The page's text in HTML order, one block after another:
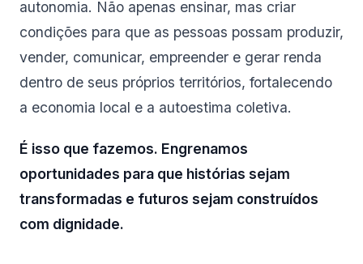
autonomia. Não apenas ensinar, mas criar
condições para que as pessoas possam produzir,
vender, comunicar, empreender e gerar renda
dentro de seus próprios territórios, fortalecendo
a economia local e a autoestima coletiva.
É isso que fazemos. Engrenamos
oportunidades para que histórias sejam
transformadas e futuros sejam construídos
com dignidade.